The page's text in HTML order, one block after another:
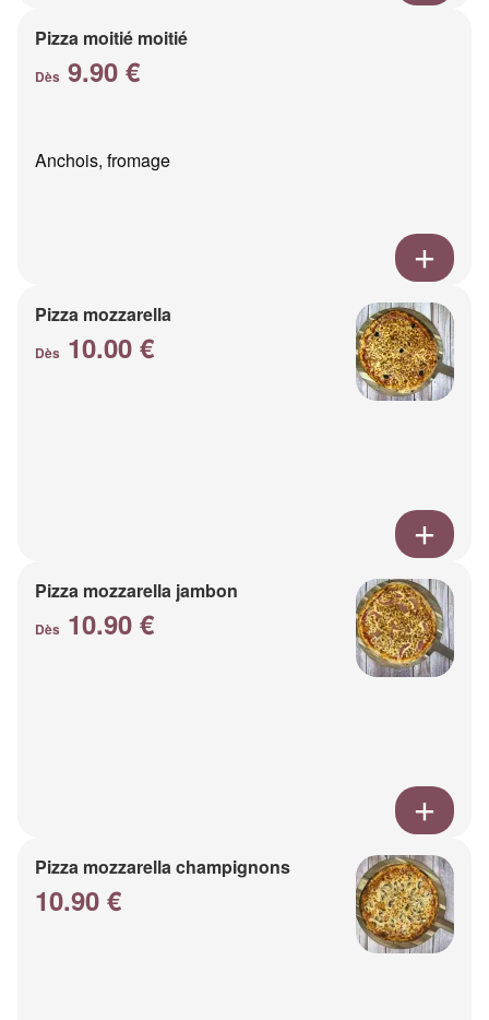
Pizza moitié moitié
Dès 9.90 €
Anchois, fromage
Pizza mozzarella
Dès 10.00 €
Pizza mozzarella jambon
Dès 10.90 €
Pizza mozzarella champignons
10.90 €